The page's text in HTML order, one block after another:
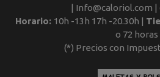
| Info@caloriol.com |
Horario: 10h -13h 17h -20.30h |
o 72 horas
(*) Precios con